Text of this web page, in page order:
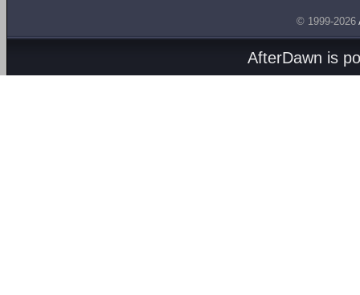
© 1999-2026
AfterDawn is